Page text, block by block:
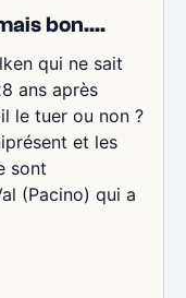
bon....
qui ne sait
ans après
le tuer ou non ?
et les
sont
(Pacino) qui a